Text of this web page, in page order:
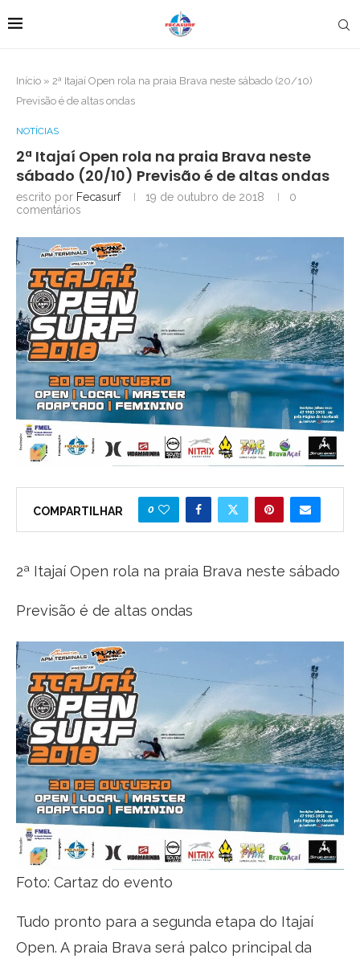
Início » 2ª Itajaí Open rola na praia Brava neste sábado (20/10)
Previsão é de altas ondas
NOTÍCIAS
2ª Itajaí Open rola na praia Brava neste
sábado (20/10) Previsão é de altas ondas
escrito por Fecasurf 19 de outubro de 2018
0
comentários
COMPARTILHAR 0
2ª Itajaí Open rola na praia Brava neste sábado
Previsão é de altas ondas
Foto: Cartaz do evento
Tudo pronto para a segunda etapa do Itajaí
Open. A praia Brava será palco principal da